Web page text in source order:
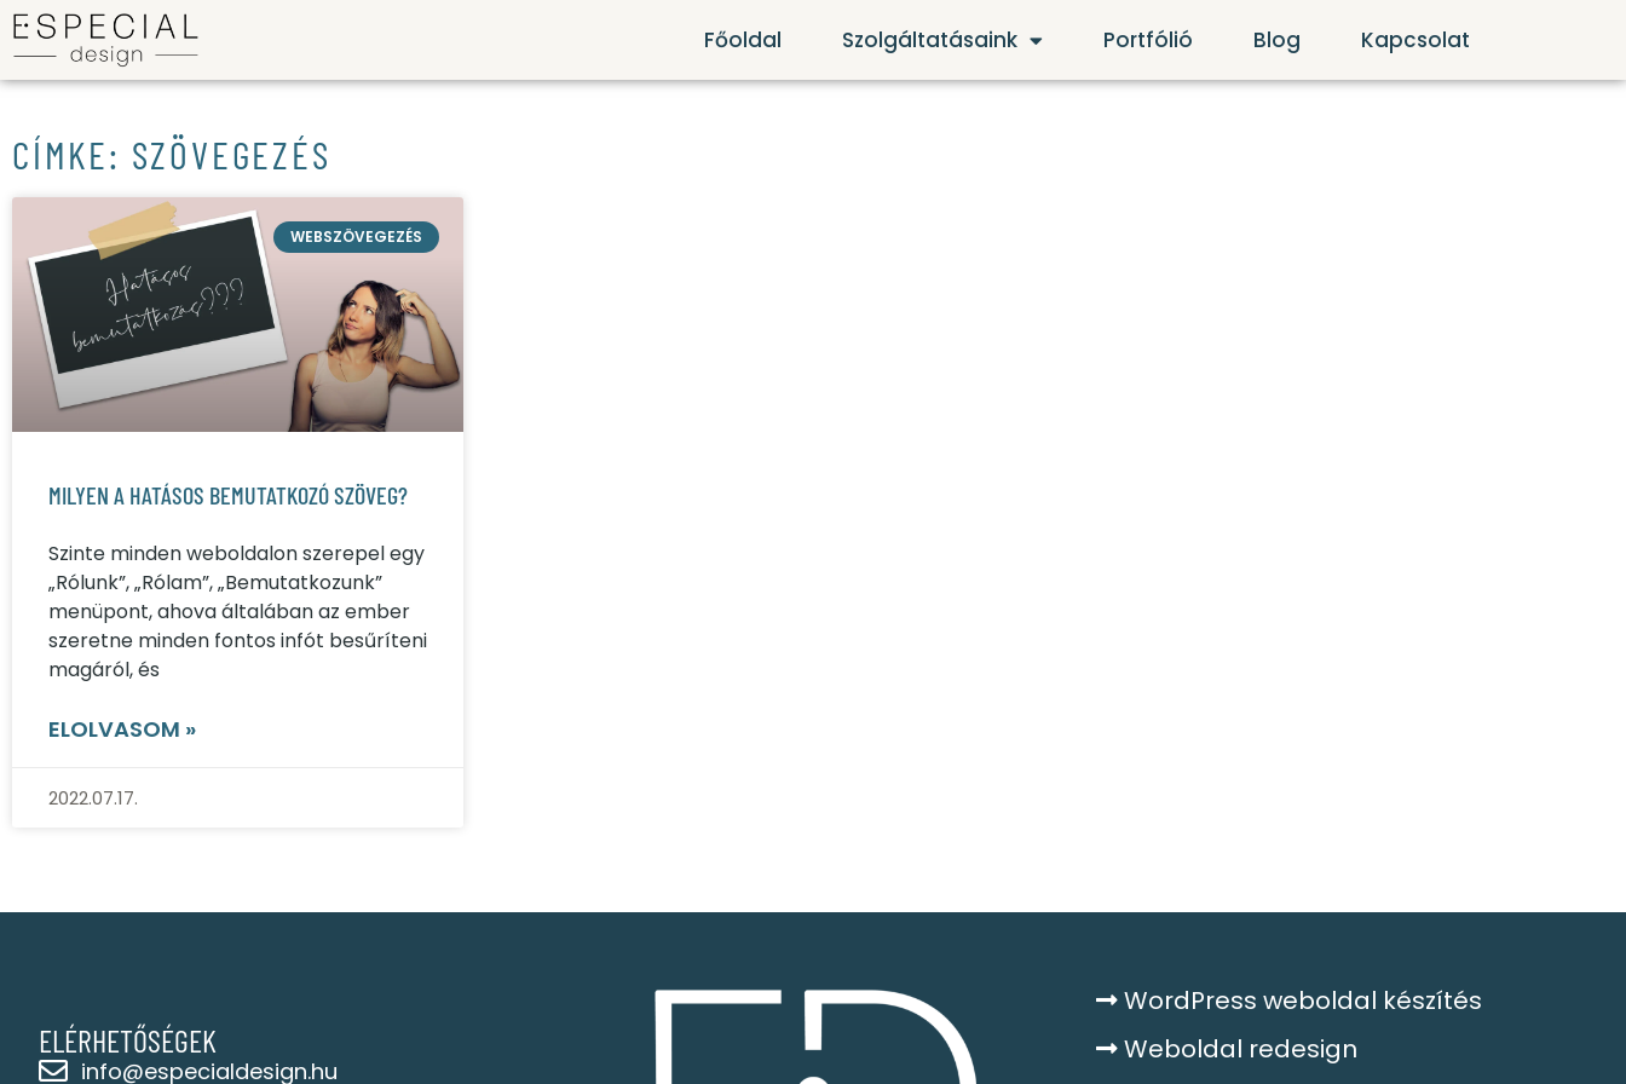
Főoldal Szolgáltatásaink Portfólió Blog Kapcsolat
CÍMKE: SZÖVEGEZÉS
WEBSZÖVEGEZÉS
MILYEN A HATÁSOS BEMUTATKOZÓ SZÖVEG?
Szinte minden weboldalon szerepel egy
„Rólunk”, „Rólam”, „Bemutatkozunk”
menüpont, ahova általában az ember
szeretne minden fontos infót besűríteni
magáról, és
ELOLVASOM »
2022.07.17.
ELÉRHETŐSÉGEK
info@especialdesign.hu
WordPress weboldal készítés
Weboldal redesign